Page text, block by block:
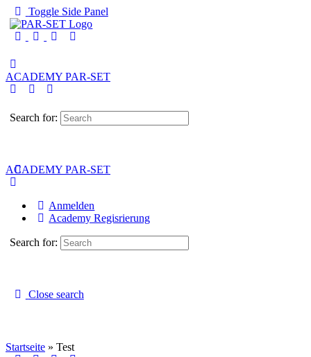
Toggle Side Panel
ACADEMY PAR-SET
Search for:
ACADEMY PAR-SET
Anmelden
Academy Regisrierung
Search for:
Close search
Startseite » Test